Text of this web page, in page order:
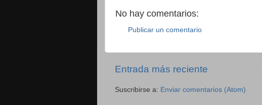
No hay comentarios:
Publicar un comentario
Entrada más reciente
Suscribirse a: Enviar comentarios (Atom)